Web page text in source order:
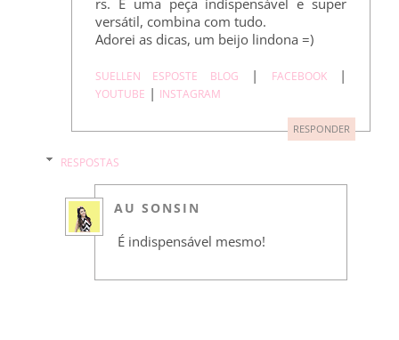
versátil, combina com tudo.
Adorei as dicas, um beijo lindona =)
SUELLEN ESPOSTE BLOG | FACEBOOK|
YOUTUBE | INSTAGRAM
RESPONDER
RESPOSTAS
AU SONSIN
É indispensável mesmo!